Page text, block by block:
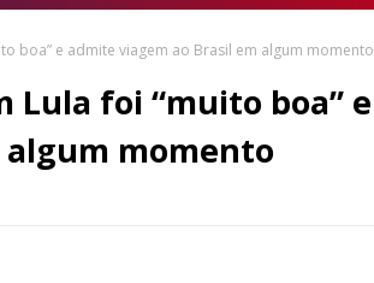
boa” e admite viagem ao Brasil em algum momento
Lula foi “muito boa” e
momento